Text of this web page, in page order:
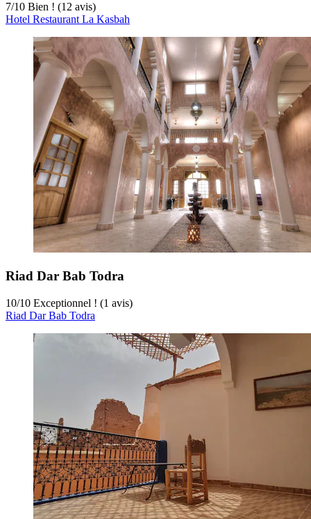
7/10 Bien ! (12 avis)
Hotel Restaurant La Kasbah
Riad Dar Bab Todra
10/10 Exceptionnel ! (1 avis)
Riad Dar Bab Todra